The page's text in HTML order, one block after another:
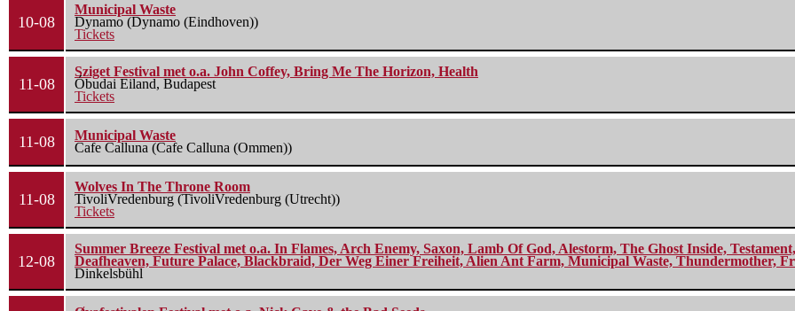
10-08
Municipal Waste
Dynamo (Dynamo (Eindhoven))
Tickets
11-08
Sziget Festival met o.a. John Coffey, Bring Me The Horizon, Health
Óbudai Eiland, Budapest
Tickets
11-08
Municipal Waste
Cafe Calluna (Cafe Calluna (Ommen))
11-08
Wolves In The Throne Room
TivoliVredenburg (TivoliVredenburg (Utrecht))
Tickets
12-08
Summer Breeze Festival met o.a. In Flames, Arch Enemy, Saxon, Lamb Of God, Alestorm, The Ghost Inside,
Deafheaven, Future Palace, Blackbraid, Der Weg Einer Freiheit, Alien Ant Farm, Municipal Waste, Thundermother,
Dinkelsbühl